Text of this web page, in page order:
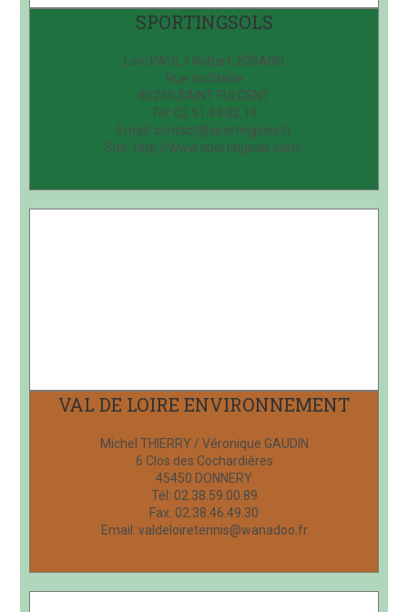
SPORTINGSOLS
Loïc PAUL / Robert JOBARD
Rue du Stade
85250 SAINT FULGENT
Tél: 02.51.43.82.16
Email: contact@sportingsols.fr
Site: http://www.sportingsols.com/
VAL DE LOIRE ENVIRONNEMENT
Michel THIERRY / Véronique GAUDIN
6 Clos des Cochardières
45450 DONNERY
Tél: 02.38.59.00.89
Fax: 02.38.46.49.30
Email: valdeloiretennis@wanadoo.fr